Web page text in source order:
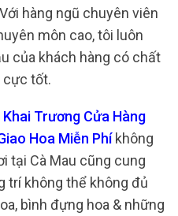
hàng ngũ chuyên viên
môn cao, tôi luôn
của khách hàng có chất
cực tốt.
Trương Cửa Hàng
Hoa Miễn Phíkhông
tại Cà Mau cũng cung
trí không thể không đủ
bình đựng hoa & những